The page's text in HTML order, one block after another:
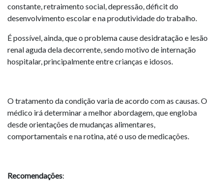
constante, retraimento social, depressão, déficit do
desenvolvimento escolar e na produtividade do trabalho.
É possível, ainda, que o problema cause desidratação e lesão
renal aguda dela decorrente, sendo motivo de internação
hospitalar, principalmente entre crianças e idosos.
O tratamento da condição varia de acordo com as causas. O
médico irá determinar a melhor abordagem, que engloba
desde orientações de mudanças alimentares,
comportamentais e na rotina, até o uso de medicações.
Recomendações: